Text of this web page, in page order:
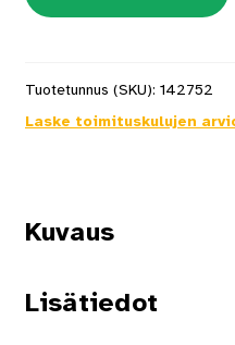
Tuotetunnus (SKU): 142752
Laske toimituskulujen
Kuvaus
Lisätiedot